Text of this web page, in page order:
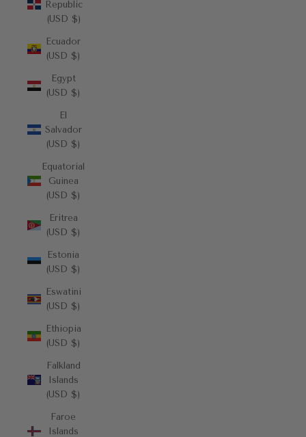
Republic
(USD $)
Ecuador
(USD $)
Egypt
(USD $)
El
Salvador
(USD $)
Equatorial
Guinea
(USD $)
Eritrea
(USD $)
Estonia
(USD $)
Eswatini
(USD $)
Ethiopia
(USD $)
Falkland
Islands
(USD $)
Faroe
Islands